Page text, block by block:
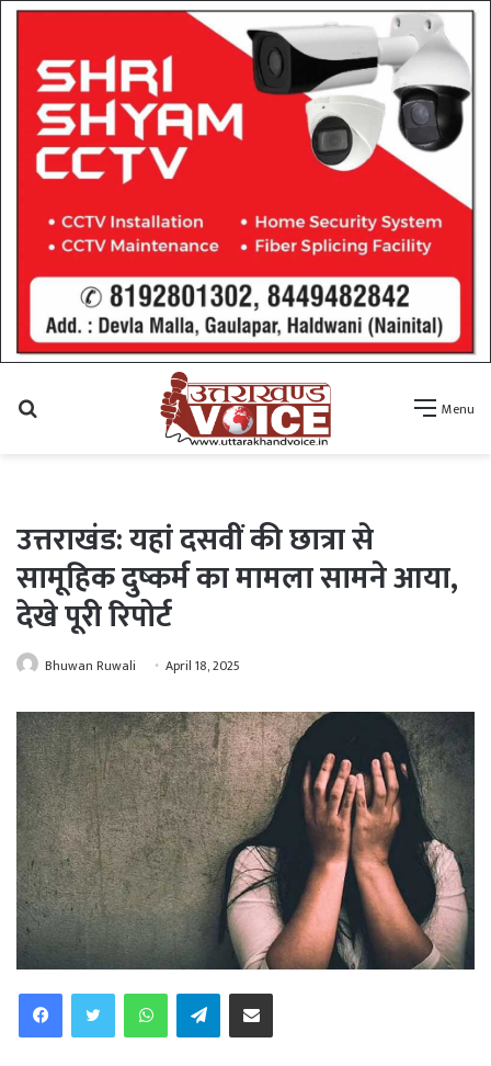
Menu
उत्तराखंड: यहां दसवीं की छात्रा से
सामूहिक दुष्कर्म का मामला सामने आया,
देखे पूरी रिपोर्ट
Bhuwan Ruwali April 18, 2025
WhatsAppTelegramShare via Email